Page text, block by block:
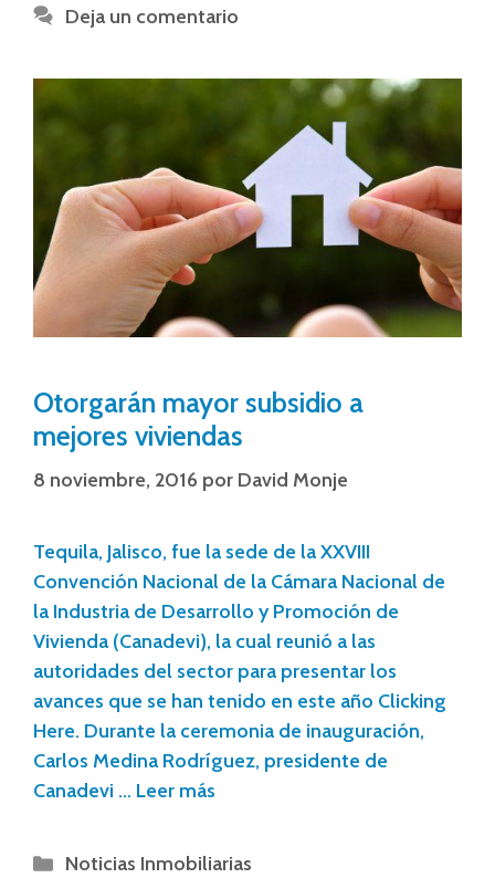
Deja un comentario
Otorgarán mayor subsidio a
mejores viviendas
8 noviembre, 2016 por David Monje
Tequila, Jalisco, fue la sede de la XXVIII
Convención Nacional de la Cámara Nacional de
la Industria de Desarrollo y Promoción de
Vivienda (Canadevi), la cual reunió a las
autoridades del sector para presentar los
avances que se han tenido en este año Clicking
Here. Durante la ceremonia de inauguración,
Carlos Medina Rodríguez, presidente de
Canadevi … Leer más
Noticias Inmobiliarias